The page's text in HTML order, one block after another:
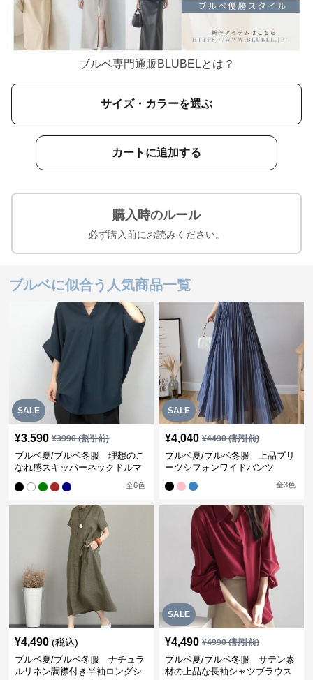
ブルベ専門通販BLUBELとは？
サイズ・カラーを選ぶ
カートに追加する
購入時のルール
必ず購入前にお読みください。
ブルベに似合う人気商品一覧
SALE
¥3,590 ¥3990(割引前)
ブルベ夏/ブルベ冬服 理想のこ
なれ感スキッパーネックドルマ
全6色
SALE
¥4,040 ¥4490(割引前)
ブルベ夏/ブルベ冬服 上品プリ
ーツシフォンワイドパンツ
全3色
¥4,490 (税込)
ブルベ夏/ブルベ冬服 ナチュラ
ルリネン調襟付き半袖ロングシ
SALE
¥4,490 ¥4990(割引前)
ブルベ夏/ブルベ冬服 サテン素
材の上品な長袖シャツブラウス